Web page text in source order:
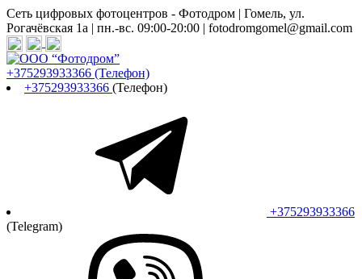
Сеть цифровых фотоцентров - Фотодром | Гомель, ул.
Рогачёвская 1а | пн.-вс. 09:00-20:00 | fotodromgomel@gmail.com
+375293933366 (Телефон)
+375293933366 (Телефон)
+375293933366
(Telegram)